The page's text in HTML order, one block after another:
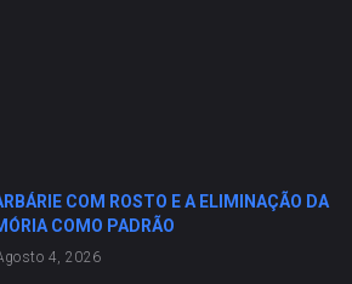
COM ROSTO E A ELIMINAÇÃO DA
COMO PADRÃO
4, 2026